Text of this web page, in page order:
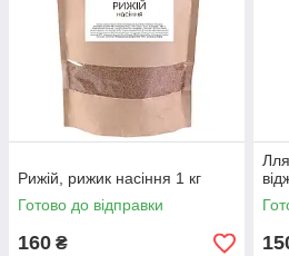
Рижій, рижик насіння 1 кг
Готово до відправки
160 ₴